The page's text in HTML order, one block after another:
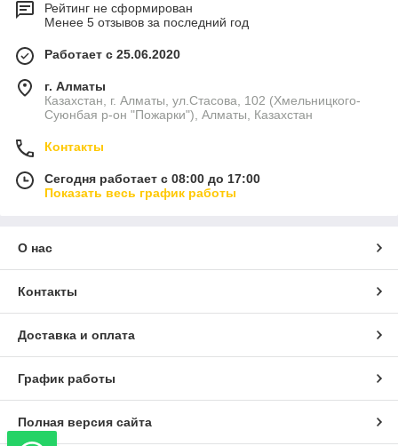
Рейтинг не сформирован
Менее 5 отзывов за последний год
Работает с 25.06.2020
г. Алматы
Казахстан, г. Алматы, ул.Стасова, 102 (Хмельницкого-
Суюнбая р-он "Пожарки"), Алматы, Казахстан
Контакты
Сегодня работает с 08:00 до 17:00
Показать весь график работы
О нас
Контакты
Доставка и оплата
График работы
Полная версия сайта